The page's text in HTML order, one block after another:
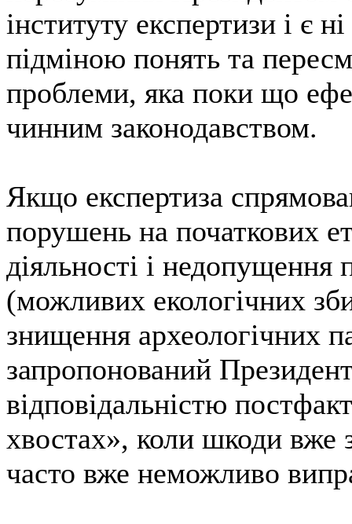
інституту експертизи і є
підміною понять та
проблеми, яка поки що
чинним законодавством.
Якщо експертиза
порушень на початкових
діяльності і недопущення
(можливих екологічних
знищення археологічних
запропонований
відповідальністю
хвостах», коли шкоди вже
часто вже неможливо